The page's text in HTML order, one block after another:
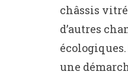
châssis
d’autres
une